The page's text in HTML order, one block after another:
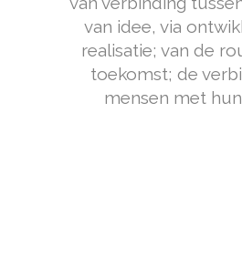
van idee, via
realisatie; van de
toekomst; de
mensen met